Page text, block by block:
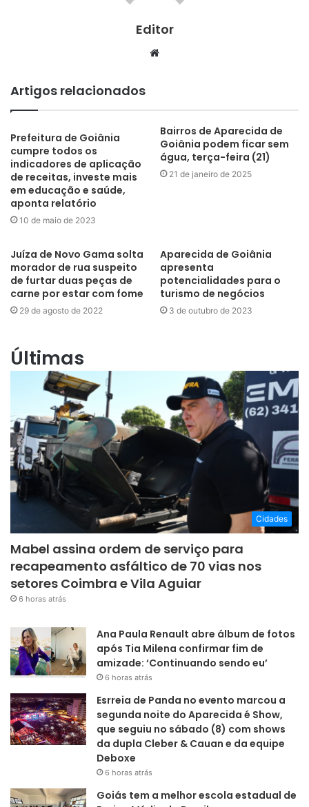
Editor
Website
Artigos relacionados
Prefeitura de Goiânia
cumpre todos os
indicadores de aplicação
de receitas, investe mais
em educação e saúde,
aponta relatório
10 de maio de 2023
Bairros de Aparecida de
Goiânia podem ficar sem
água, terça-feira (21)
21 de janeiro de 2025
Juíza de Novo Gama solta
morador de rua suspeito
de furtar duas peças de
carne por estar com fome
29 de agosto de 2022
Aparecida de Goiânia
apresenta
potencialidades para o
turismo de negócios
3 de outubro de 2023
Últimas
Cidades
Mabel assina ordem de serviço para
recapeamento asfáltico de 70 vias nos
setores Coimbra e Vila Aguiar
6 horas atrás
Ana Paula Renault abre álbum de fotos
após Tia Milena confirmar fim de
amizade: ‘Continuando sendo eu’
6 horas atrás
Esrreia de Panda no evento marcou a
segunda noite do Aparecida é Show,
que seguiu no sábado (8) com shows
da dupla Cleber & Cauan e da equipe
Deboxe
6 horas atrás
Goiás tem a melhor escola estadual de